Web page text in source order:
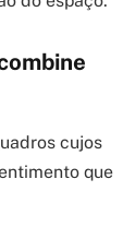
cujos
que